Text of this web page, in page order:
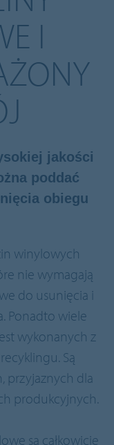
I
jakości
poddać
obiegu
winylowych
nie wymagają
do usunięcia i
Ponadto wiele
wykonanych z
Są
przyjaznych dla
produkcyjnych.
są całkowicie